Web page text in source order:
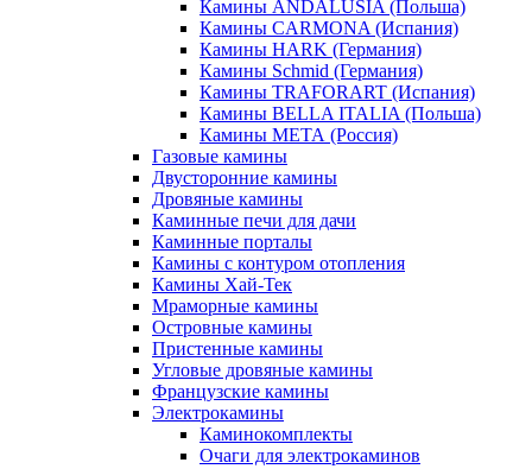
Камины ANDALUSIA (Польша)
Камины CARMONA (Испания)
Камины HARK (Германия)
Камины Schmid (Германия)
Камины TRAFORART (Испания)
Камины BELLA ITALIA (Польша)
Камины МЕТА (Россия)
Газовые камины
Двусторонние камины
Дровяные камины
Каминные печи для дачи
Каминные порталы
Камины с контуром отопления
Камины Хай-Тек
Мраморные камины
Островные камины
Пристенные камины
Угловые дровяные камины
Французские камины
Электрокамины
Каминокомплекты
Очаги для электрокаминов